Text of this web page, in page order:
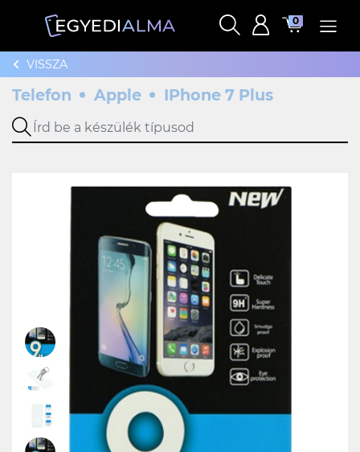
0
VISSZA
Telefon Apple IPhone 7 Plus